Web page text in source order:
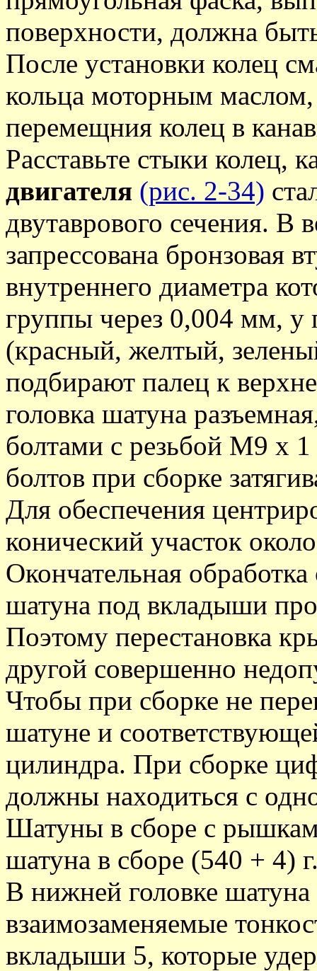
поверхности, должна
После установки колец
кольца моторным маслом,
перемещния колец в
Расставьте стыки колец,
двигателя (рис. 2-34)
двутаврового сечения. В
запрессована бронзовая
внутреннего диаметра
группы через 0,004 мм, у
(красный, желтый,
подбирают палец к
головка шатуна
болтами с резьбой М9 х
болтов при сборке
Для обеспечения
конический участок
Окончательная
шатуна под вкладыши
Поэтому перестановка
другой совершенно
Чтобы при сборке не
шатуне и
цилиндра. При сборке
должны находиться с
Шатуны в сборе с
шатуна в сборе (540 + 4)
В нижней головке шатуна
взаимозаменяемые
вкладыши 5, которые